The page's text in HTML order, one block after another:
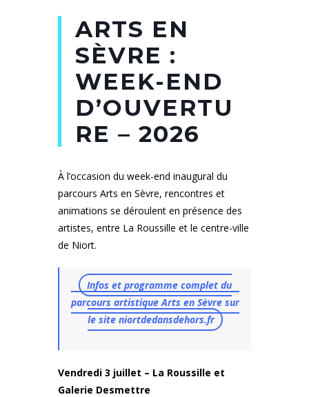
ARTS EN
SÈVRE :
WEEK-END
D’OUVERTU
RE – 2026
À l’occasion du week-end inaugural du
parcours Arts en Sèvre, rencontres et
animations se déroulent en présence des
artistes, entre La Roussille et le centre-ville
de Niort.
Infos et programme complet du
parcours artistique Arts en Sèvre sur
le site niortdedansdehors.fr
Vendredi 3 juillet – La Roussille et
Galerie Desmettre